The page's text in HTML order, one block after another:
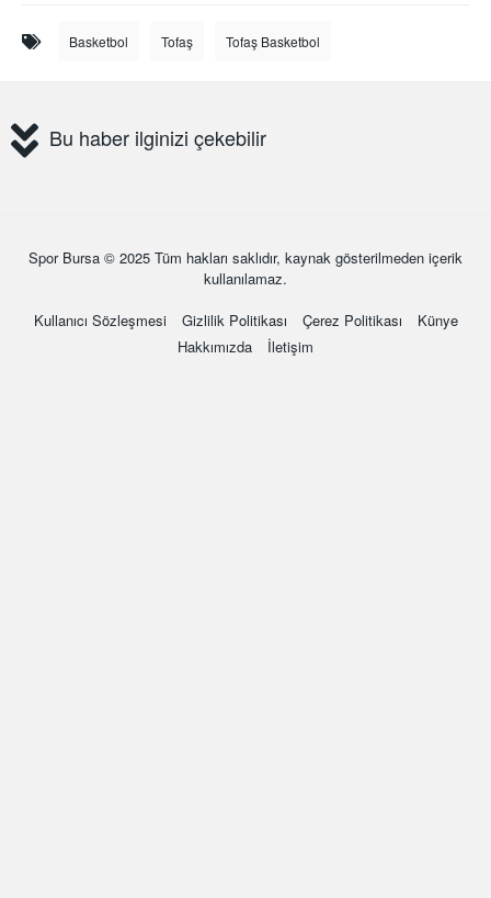
Basketbol Tofaş Tofaş Basketbol
Bu haber ilginizi çekebilir
Spor Bursa © 2025 Tüm hakları saklıdır, kaynak gösterilmeden içerik
kullanılamaz.
Kullanıcı Sözleşmesi
Gizlilik Politikası Çerez Politikası
Künye
Hakkımızda
İletişim